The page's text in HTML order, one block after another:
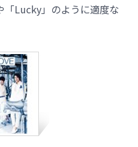
「Lucky」のように適度な